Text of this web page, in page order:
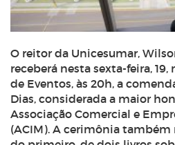
O reitor da Unicesumar,
receberá nesta sexta-feira,
de Eventos, às 20h, a
Dias, considerada a maior
Associação Comercial e
(ACIM). A cerimônia